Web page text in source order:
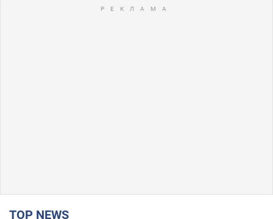
TOP NEWS